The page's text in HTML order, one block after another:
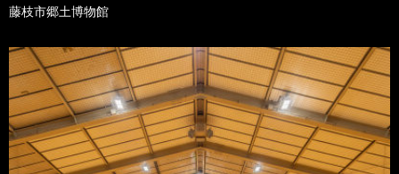
藤枝市郷土博物館